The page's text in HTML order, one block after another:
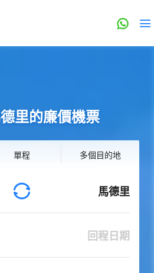
里的廉價機票
單程 多個目的地
馬德里
回程日期